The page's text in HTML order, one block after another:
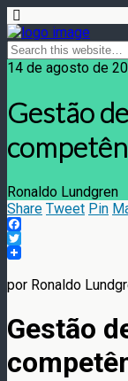
14 de agosto de
Gestão
Ronaldo Lundgren
Share Tweet Pin
Facebook
Twitter
por Ronaldo
Gestão